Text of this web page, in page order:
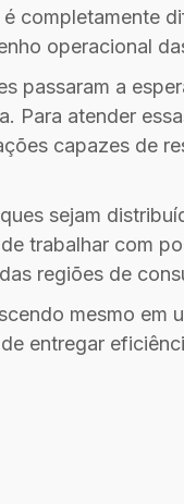
completamente
operacional
passaram a
Para atender
capazes de
sejam
trabalhar com
regiões de
mesmo em
entregar